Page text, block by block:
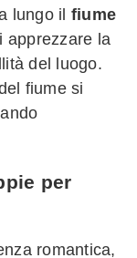
lungo il fiume
apprezzare la
del luogo.
fiume si
per
romantica,